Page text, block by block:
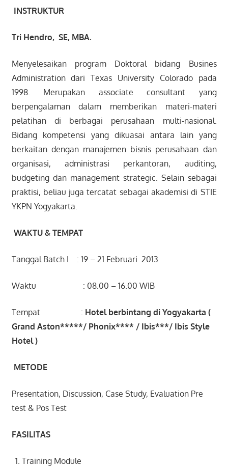
INSTRUKTUR
Tri Hendro, SE, MBA.
Menyelesaikan program Doktoral bidang Busines
Administration dari Texas University Colorado pada
1998. Merupakan associate consultant yang
berpengalaman dalam memberikan materi-materi
pelatihan di berbagai perusahaan multi-nasional.
Bidang kompetensi yang dikuasai antara lain yang
berkaitan dengan manajemen bisnis perusahaan dan
organisasi, administrasi perkantoran, auditing,
budgeting dan management strategic. Selain sebagai
praktisi, beliau juga tercatat sebagai akademisi di STIE
YKPN Yogyakarta.
WAKTU & TEMPAT
Tanggal Batch I : 19 – 21 Februari 2013
Waktu : 08.00 – 16.00 WIB
Tempat : Hotel berbintang di Yogyakarta (
Grand Aston*****/ Phonix**** / Ibis***/ Ibis Style
Hotel )
METODE
Presentation, Discussion, Case Study, Evaluation Pre
test & Pos Test
FASILITAS
Training Module